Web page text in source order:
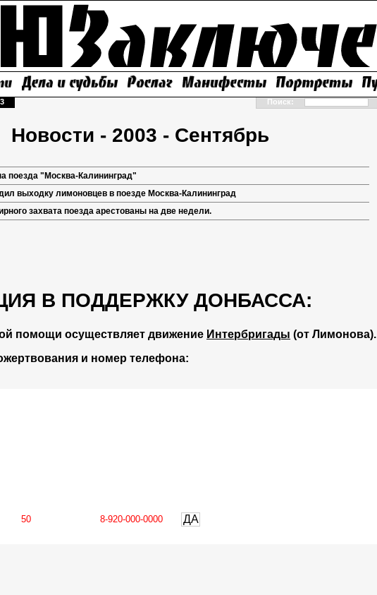
Поиск:
Новости - 2003 - Сентябрь
поезда "Москва-Калининград"
выходку лимоновцев в поезде Москва-Калининград
захвата поезда арестованы на две недели.
В ПОДДЕРЖКУ ДОНБАССА:
помощи осуществляет движение Интербригады (от Лимонова).
и номер телефона:
ДА